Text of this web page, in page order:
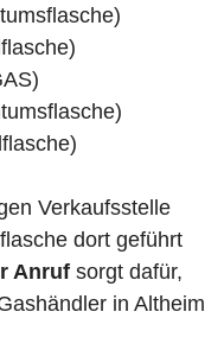
Verkaufsstelle
dort geführt
Anruf sorgt dafür,
in Altheim